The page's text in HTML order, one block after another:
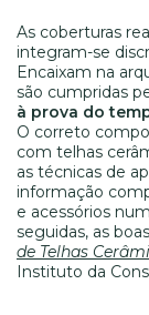
As coberturas
integram-se
Encaixam na
são cumpridas
à prova do
O correto
com telhas
as técnicas de
informação
e acessórios
seguidas, as
de Telhas
Instituto da